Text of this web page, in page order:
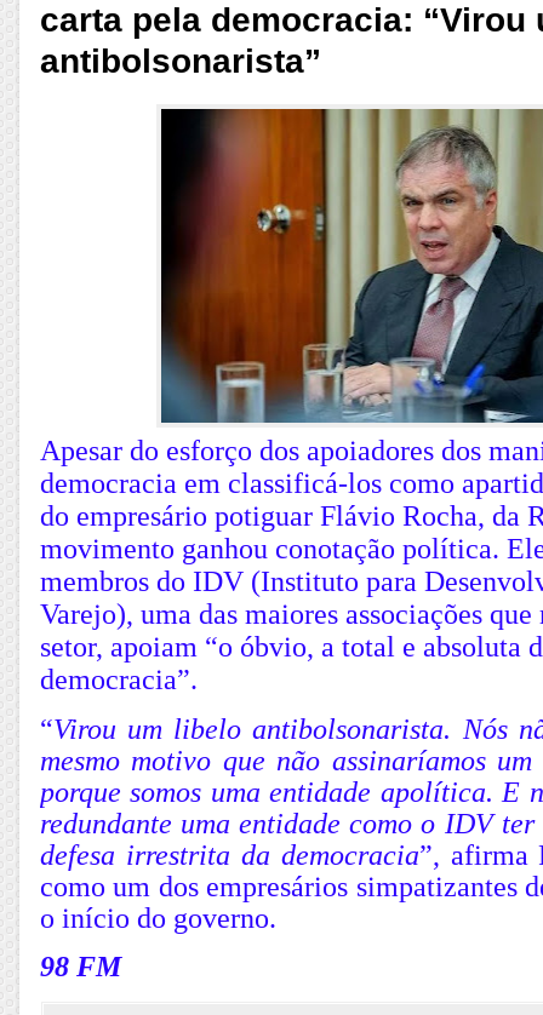
carta pela democracia: “Virou
antibolsonarista”
Apesar do esforço dos apoiadores dos
democracia em classificá-los como
do empresário potiguar Flávio Rocha, da
movimento ganhou conotação política.
membros do IDV (Instituto para
Varejo), uma das maiores associações que
setor, apoiam “o óbvio, a total e absoluta
democracia”.
“Virou um libelo antibolsonarista. Nós
mesmo motivo que não assinaríamos
porque somos uma entidade apolítica. E
redundante uma entidade como o IDV
defesa irrestrita da democracia”, afirma
como um dos empresários simpatizantes
o início do governo.
98 FM